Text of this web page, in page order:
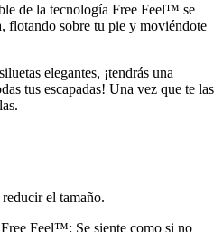
de la tecnología Free Feel™ se
flotando sobre tu pie y moviéndote
elegantes, ¡tendrás una
tus escapadas! Una vez que te las
el tamaño.
Feel™: Se siente como si no